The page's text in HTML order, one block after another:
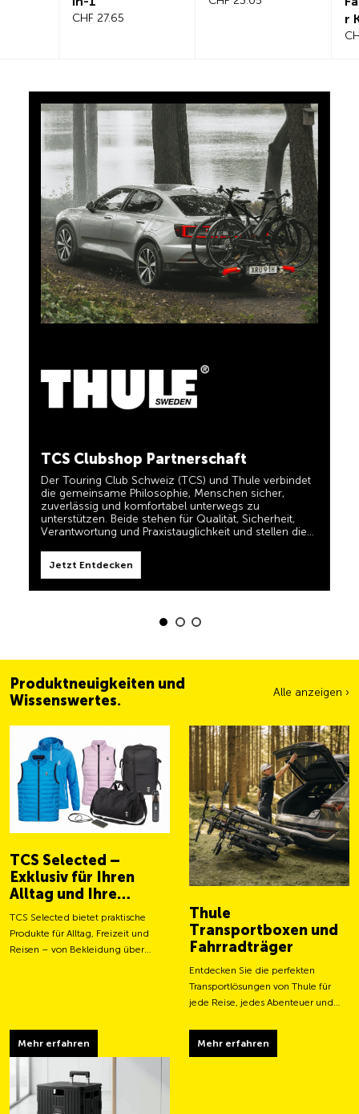
CHF 27.65
r
CHF 101.65
die gemeinsame Philosophie, Menschen sicher,
zuverlässig und komfortabel unterwegs zu
Verantwortung und Praxistauglichkeit und stellen die
Bedürfnisse von Reisenden und aktiven Familien in den
Mittelpunkt.
Jetzt Entdecken
5% Cashback
Mastercard® und Sie erhalten automatisch 5% als
Cashback zurück erstattet. Die TCS Member
Mastercard ist TCS Mitglieds-, Bezahl- und Sparkarte
in einem und für TCS-Mitglieder dauerhaft kostenlos.
Produkte erfüllen und Ihnen zuverlässige, nützliche
Helfer sein, wenn Sie unterwegs sind. Sie erkennen
my side'.
Jetzt Entdecken
Produktneuigkeiten und
Wissenswertes.
Alle anzeigen ›
TCS Selected –
Exklusiv für Ihren
Alltag und Ihre
Abenteuer
TCS Selected bietet praktische
Produkte für Alltag, Freizeit und
Reisen – von Bekleidung über
Mehr erfahren
Thule
Transportboxen und
Fahrradträger
Entdecken Sie die perfekten
Transportlösungen von Thule für
jede Reise, jedes Abenteuer und
Mehr erfahren